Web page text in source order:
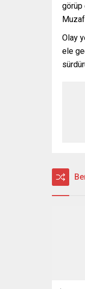
görüp
Olay
ele